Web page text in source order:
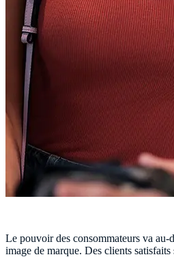
Le pouvoir des consommateurs va
image de marque. Des clients